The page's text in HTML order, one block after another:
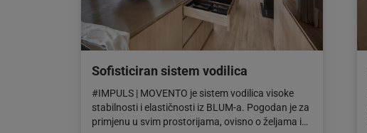
Sofisticiran sistem vodilica
#IMPULS | MOVENTO je sistem vodilica visoke
stabilnosti i elastičnosti iz BLUM-a. Pogodan je za
primjenu u svim prostorijama, ovisno o željama i…